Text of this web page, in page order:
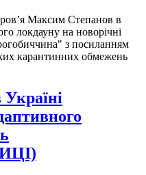
Максим Степанов в
локдауну на новорічні
з посиланням
карантинних обмежень